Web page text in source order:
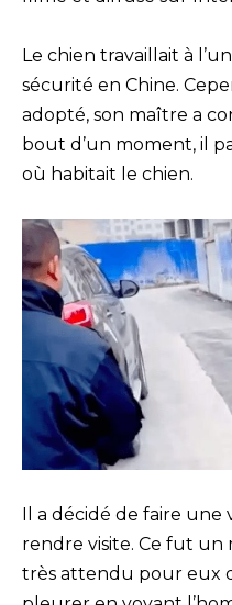
Le chien travaillait à
sécurité en Chine.
adopté, son maître a
bout d’un moment, il
où habitait le chien.
Il a décidé de faire
rendre visite. Ce fut
très attendu pour eux